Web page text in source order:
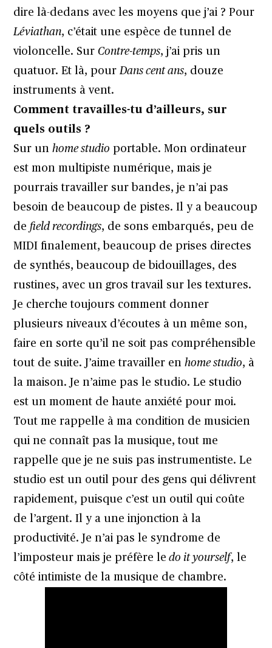
dire là-dedans avec les moyens que j’ai ? Pour
Léviathan, c’était une espèce de tunnel de
violoncelle. SurContre-temps, j’ai pris un
quatuor. Et là, pourDans cent ans, douze
instruments à vent.
Comment travailles-tu d’ailleurs, sur
quels outils ?
Sur unhome studio portable. Mon ordinateur
est mon multipiste numérique, mais je
pourrais travailler sur bandes, je n’ai pas
besoin de beaucoup de pistes. Il y a beaucoup
defield recordings, de sons embarqués, peu de
MIDI finalement, beaucoup de prises directes
de synthés, beaucoup de bidouillages, des
rustines, avec un gros travail sur les textures.
Je cherche toujours comment donner
plusieurs niveaux d’écoutes à un même son,
faire en sorte qu’il ne soit pas compréhensible
tout de suite. J’aime travailler enhome studio, à
la maison. Je n’aime pas le studio. Le studio
est un moment de haute anxiété pour moi.
Tout me rappelle à ma condition de musicien
qui ne connaît pas la musique, tout me
rappelle que je ne suis pas instrumentiste. Le
studio est un outil pour des gens qui délivrent
rapidement, puisque c’est un outil qui coûte
de l’argent. Il y a une injonction à la
productivité. Je n’ai pas le syndrome de
l’imposteur mais je préfère le do it yourself, le
côté intimiste de la musique de chambre.